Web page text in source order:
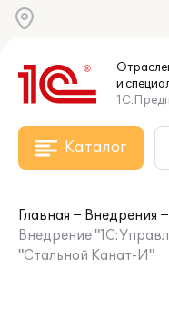
и
Каталог
Главная
Внедрения
Внедрение
"Стальной Канат-И"